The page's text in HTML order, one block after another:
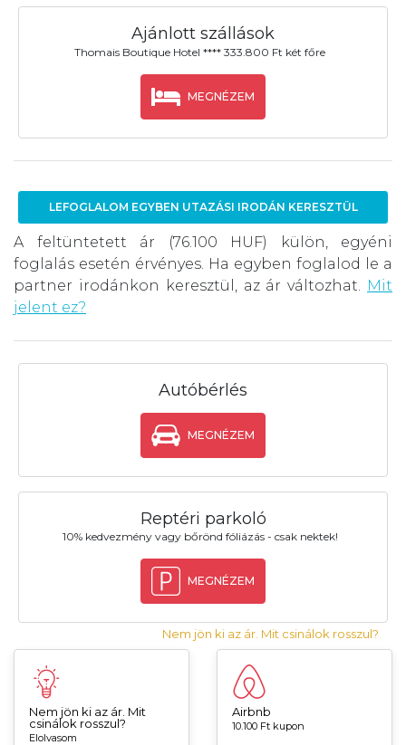
Ajánlott szállások
Thomais Boutique Hotel **** 333.800 Ft két főre
MEGNÉZEM
LEFOGLALOM EGYBEN UTAZÁSI IRODÁN KERESZTÜL
A feltüntetett ár (76.100 HUF) külön, egyéni
foglalás esetén érvényes. Ha egyben foglalod le a
partner irodánkon keresztül, az ár változhat.
Mit
jelent ez?
Autóbérlés
MEGNÉZEM
Reptéri parkoló
10% kedvezmény vagy bőrönd fóliázás - csak nektek!
MEGNÉZEM
Nem jön ki az ár. Mit csinálok rosszul?
Nem jön ki az ár. Mit
csinálok rosszul?
Elolvasom
Airbnb
10.100 Ft kupon